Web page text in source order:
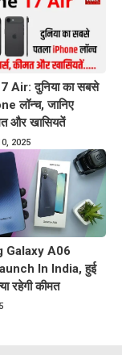
Air: दुनिया का सबसे
लॉन्च, जानिए
और खासियतें
2025
Galaxy A06
In India, हुई
रहेगी कीमत